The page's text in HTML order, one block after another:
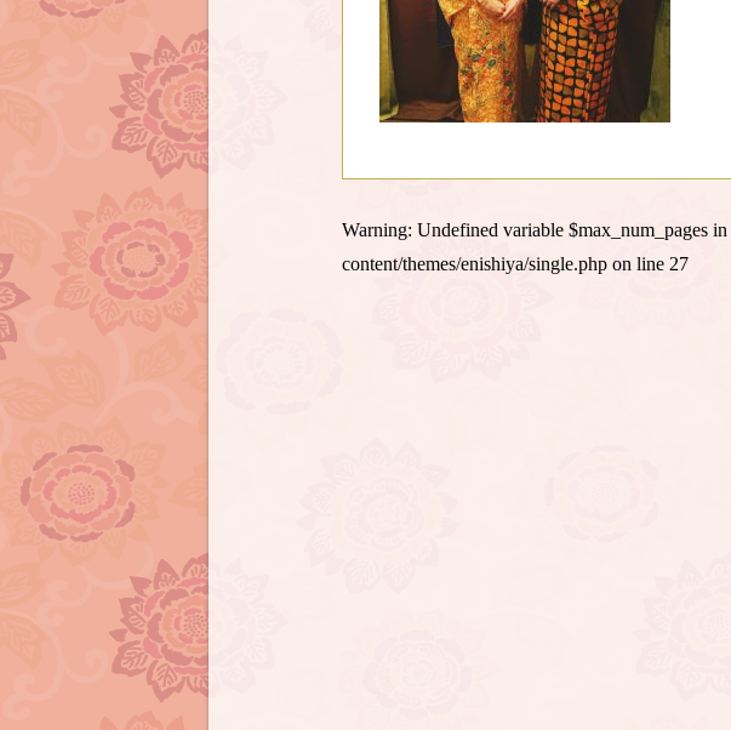
Warning: Undefined variable $max_num_pages in
content/themes/enishiya/single.php on line 27